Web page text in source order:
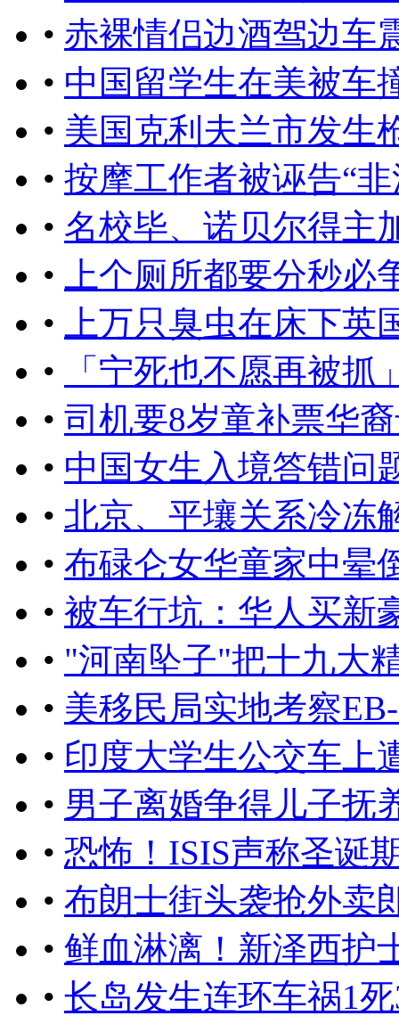
• 赤裸情侣边酒驾边车
• 中国留学生在美被车
• 美国克利夫兰市发生
• 按摩工作者被诬告“
• 名校毕、诺贝尔得主
•
上个厕所都要分秒
•
上万只臭虫在床下
•
「宁死也不愿再被
• 司机要8岁童补票华
• 中国女生入境答错问
• 北京、平壤关系冷冻
• 布碌仑女华童家中晕
• 被车行坑：华人买新
• "河南坠子"把十九大
• 美移民局实地考察
• 印度大学生公交车上
• 男子离婚争得儿子抚
• 恐怖！ISIS声称圣诞
• 布朗士街头袭抢外卖
• 鲜血淋漓！新泽西护
• 长岛发生连环车祸1